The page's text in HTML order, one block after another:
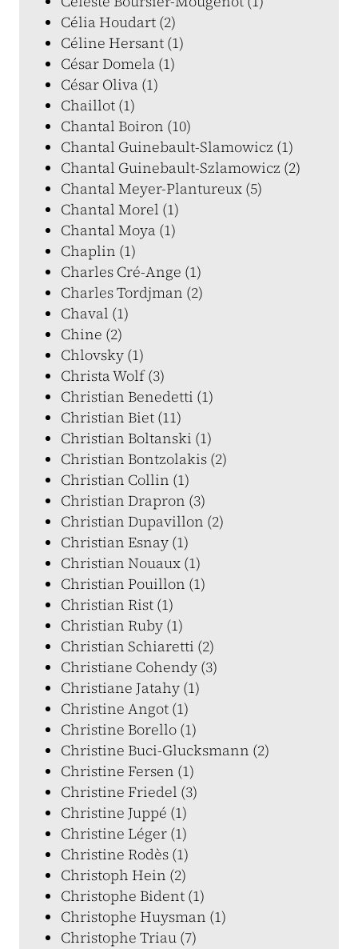
Célia Houdart (2)
Céline Hersant (1)
César Domela (1)
César Oliva (1)
Chaillot (1)
Chantal Boiron (10)
Chantal Guinebault-Slamowicz (1)
Chantal Guinebault-Szlamowicz (2)
Chantal Meyer-Plantureux (5)
Chantal Morel (1)
Chantal Moya (1)
Chaplin (1)
Charles Cré-Ange (1)
Charles Tordjman (2)
Chaval (1)
Chine (2)
Chlovsky (1)
Christa Wolf (3)
Christian Benedetti (1)
Christian Biet (11)
Christian Boltanski (1)
Christian Bontzolakis (2)
Christian Collin (1)
Christian Drapron (3)
Christian Dupavillon (2)
Christian Esnay (1)
Christian Nouaux (1)
Christian Pouillon (1)
Christian Rist (1)
Christian Ruby (1)
Christian Schiaretti (2)
Christiane Cohendy (3)
Christiane Jatahy (1)
Christine Angot (1)
Christine Borello (1)
Christine Buci-Glucksmann (2)
Christine Fersen (1)
Christine Friedel (3)
Christine Juppé (1)
Christine Léger (1)
Christine Rodès (1)
Christoph Hein (2)
Christophe Bident (1)
Christophe Huysman (1)
Christophe Triau (7)